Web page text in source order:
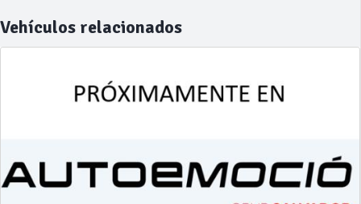
Vehículos relacionados